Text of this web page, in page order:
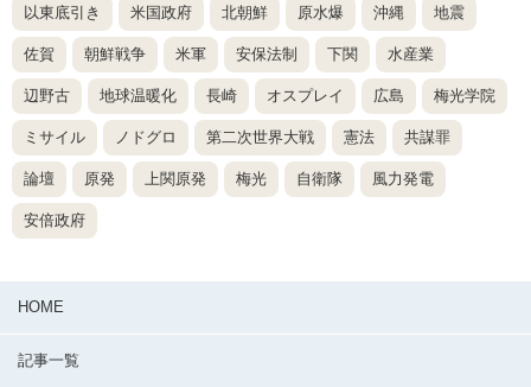
以東底引き 米国政府 北朝鮮 原水爆 沖縄 地震
佐賀 朝鮮戦争 米軍 安保法制 下関 水産業
辺野古 地球温暖化 長崎 オスプレイ 広島 梅光学院
ミサイル ノドグロ 第二次世界大戦 憲法 共謀罪
論壇 原発 上関原発 梅光 自衛隊 風力発電
安倍政府
HOME
記事一覧